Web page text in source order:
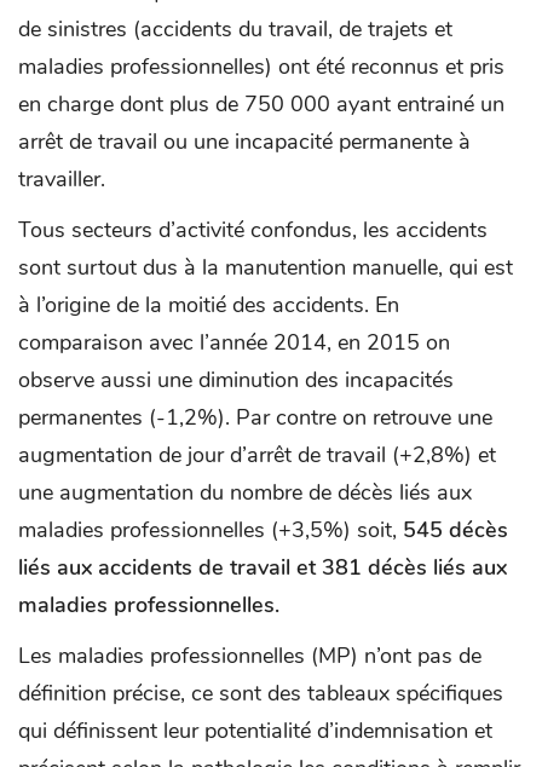
de sinistres (accidents du travail, de trajets et
maladies professionnelles) ont été reconnus et pris
en charge dont plus de 750 000 ayant entrainé un
arrêt de travail ou une incapacité permanente à
travailler.
Tous secteurs d’activité confondus, les accidents
sont surtout dus à la manutention manuelle, qui est
à l’origine de la moitié des accidents. En
comparaison avec l’année 2014, en 2015 on
observe aussi une diminution des incapacités
permanentes (-1,2%). Par contre on retrouve une
augmentation de jour d’arrêt de travail (+2,8%) et
une augmentation du nombre de décès liés aux
maladies professionnelles (+3,5%) soit, 545 décès
liés aux accidents de travail et 381 décès liés aux
maladies professionnelles.
Les maladies professionnelles (MP) n’ont pas de
définition précise, ce sont des tableaux spécifiques
qui définissent leur potentialité d’indemnisation et